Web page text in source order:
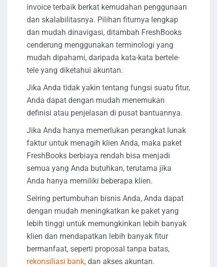
invoice terbaik berkat kemudahan penggunaan
dan skalabilitasnya. Pilihan fiturnya lengkap
dan mudah dinavigasi, ditambah FreshBooks
cenderung menggunakan terminologi yang
mudah dipahami, daripada kata-kata bertele-
tele yang diketahui akuntan.
Jika Anda tidak yakin tentang fungsi suatu fitur,
Anda dapat dengan mudah menemukan
definisi atau penjelasan di pusat bantuannya.
Jika Anda hanya memerlukan perangkat lunak
faktur untuk menagih klien Anda, maka paket
FreshBooks berbiaya rendah bisa menjadi
semua yang Anda butuhkan, terutama jika
Anda hanya memiliki beberapa klien.
Seiring pertumbuhan bisnis Anda, Anda dapat
dengan mudah meningkatkan ke paket yang
lebih tinggi untuk memungkinkan lebih banyak
klien dan mendapatkan lebih banyak fitur
bermanfaat, seperti proposal tanpa batas,
rekonsiliasi bank, dan akses akuntan.